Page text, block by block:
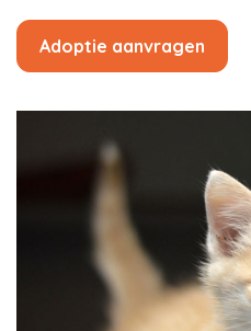
Adoptie aanvragen